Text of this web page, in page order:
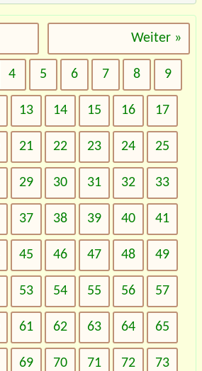
Weiter »
4 5 6 7 8 9
13 14 15 16 17
21 22 23 24 25
29 30 31 32 33
37 38 39 40 41
45 46 47 48 49
53 54 55 56 57
61 62 63 64 65
69 70 71 72 73